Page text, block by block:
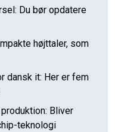
Du bør opdatere
højttaler, som
dansk it: Her er fem
Bliver
teknologi